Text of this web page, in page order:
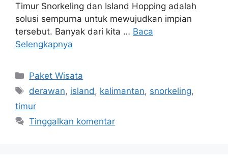
Timur Snorkeling dan Island Hopping adalah
solusi sempurna untuk mewujudkan impian
tersebut. Banyak dari kita … Baca
Selengkapnya
Kategori
Paket Wisata
Tag
derawan, island , kalimantan, snorkeling,
timur
Tinggalkan komentar